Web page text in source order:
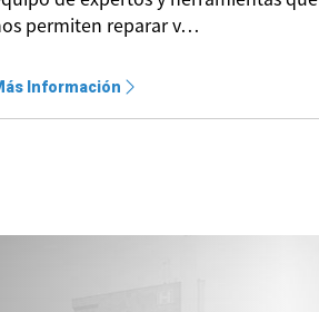
permiten reparar v…
Información